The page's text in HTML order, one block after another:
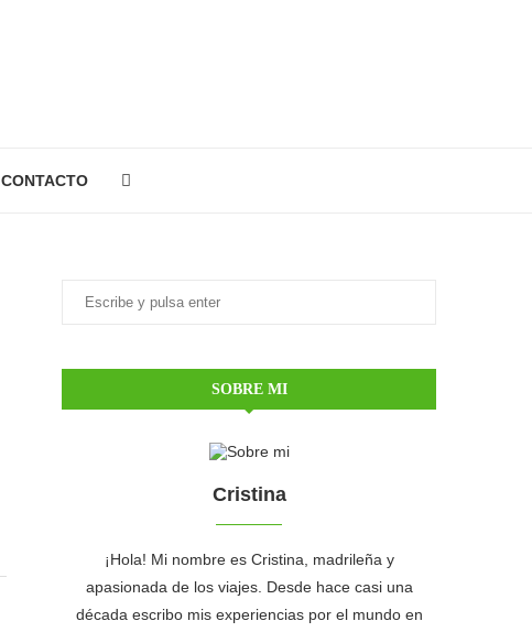
CONTACTO
SOBRE MI
Cristina
¡Hola! Mi nombre es Cristina, madrileña y
apasionada de los viajes. Desde hace casi una
década escribo mis experiencias por el mundo en